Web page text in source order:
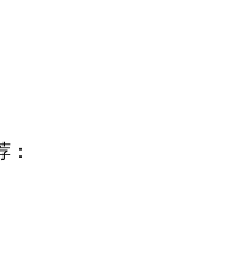
：